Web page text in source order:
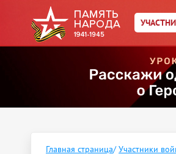
Главная страница/ Участники